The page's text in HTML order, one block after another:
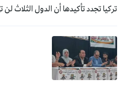
تركيا تجدد تأكيدها أن الدول الثلاث